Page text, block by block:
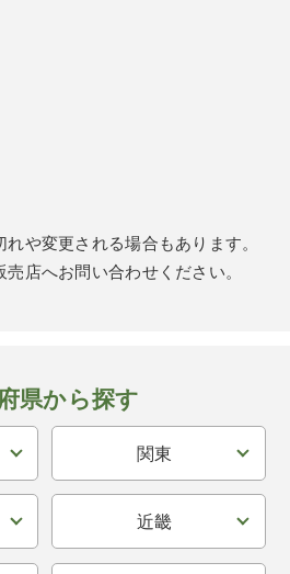
や変更される場合もあります。
店へお問い合わせください。
県から探す
関東
近畿